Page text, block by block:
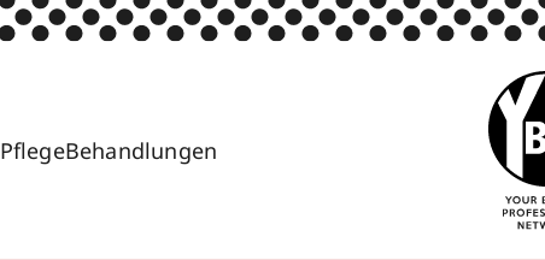
PflegeBehandlungen